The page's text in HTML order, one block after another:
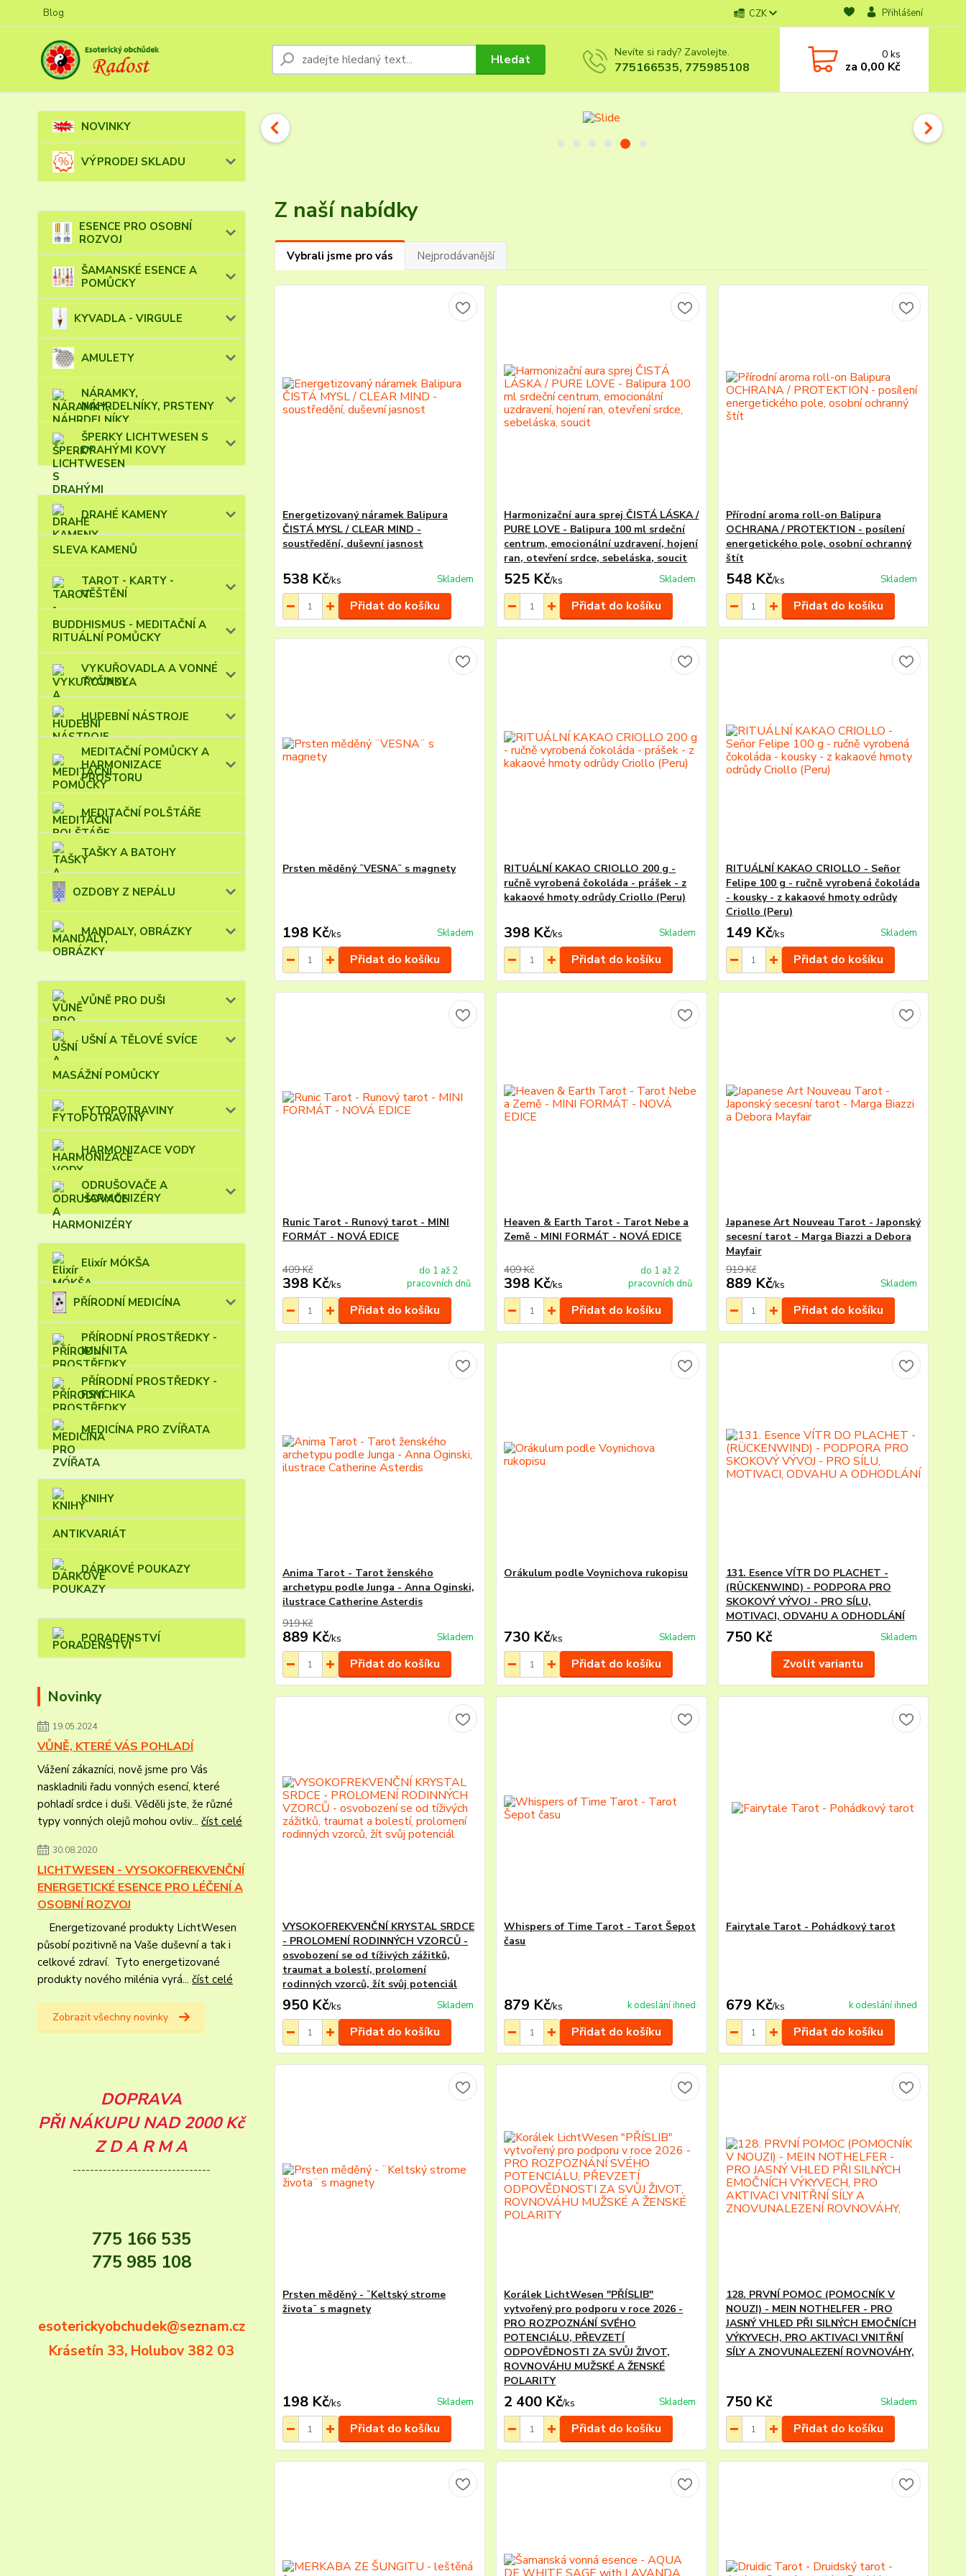
Blog CZK Přihlášení
Hledat Nevíte si rady? Zavolejte.
775166535, 775985108
0ks
za 0,00 Kč
NOVINKY
VÝPRODEJ SKLADU
ESENCE PRO OSOBNÍ
ROZVOJ
ŠAMANSKÉ ESENCE A
POMŮCKY
KYVADLA - VIRGULE
AMULETY
NÁRAMKY,
NÁHRDELNÍKY, PRSTENY
ŠPERKY LICHTWESEN S
DRAHÝMI KOVY
DRAHÉ KAMENY
SLEVA KAMENŮ
TAROT - KARTY -
VĚŠTĚNÍ
BUDDHISMUS - MEDITAČNÍ A
RITUÁLNÍ POMŮCKY
VYKUŘOVADLA A VONNÉ
TYČINKY
HUDEBNÍ NÁSTROJE
MEDITAČNÍ POMŮCKY A
HARMONIZACE
PROSTORU
MEDITAČNÍ POLŠTÁŘE
TAŠKY A BATOHY
OZDOBY Z NEPÁLU
MANDALY, OBRÁZKY
VŮNĚ PRO DUŠI
UŠNÍ A TĚLOVÉ SVÍCE
MASÁŽNÍ POMŮCKY
FYTOPOTRAVINY
HARMONIZACE VODY
ODRUŠOVAČE A
HARMONIZÉRY
Elixír MÓKŠA
PŘÍRODNÍ MEDICÍNA
PŘÍRODNÍ PROSTŘEDKY -
IMUNITA
PŘÍRODNÍ PROSTŘEDKY -
PSYCHIKA
MEDICÍNA PRO ZVÍŘATA
KNIHY
ANTIKVARIÁT
DÁRKOVÉ POUKAZY
PORADENSTVÍ
Novinky
19.05.2024
VŮNĚ, KTERÉ VÁS POHLADÍ
Vážení zákazníci, nově jsme pro Vás
naskladnili řadu vonných esencí, které
pohladí srdce i duši. Věděli jste, že různé
typy vonných olejů mohou ovliv... číst celé
30.08.2020
LICHTWESEN - VYSOKOFREKVENČNÍ
ENERGETICKÉ ESENCE PRO LÉČENÍ A
OSOBNÍ ROZVOJ
Energetizované produkty LichtWesen
působí pozitivně na Vaše duševní a tak i
celkové zdraví. Tyto energetizované
produkty nového milénia vyrá... číst celé
Zobrazit všechny novinky
DOPRAVA
PŘI NÁKUPU NAD 2000 Kč
Z D A R M A
--------------------------------
775 166 535
775 985 108
esoterickyobchudek@seznam.cz
Krásetín 33, Holubov 382 03
Z naší nabídky
Vybrali jsme pro vás Nejprodávanější
Energetizovaný náramek Balipura
ČISTÁ MYSL / CLEAR MIND -
soustředění, duševní jasnost
538 Kč/ks Skladem
Přidat do košíku
Harmonizační aura sprej ČISTÁ LÁSKA /
PURE LOVE - Balipura 100 ml srdeční
centrum, emocionální uzdravení, hojení
ran, otevření srdce, sebeláska, soucit
525 Kč/ks Skladem
Přidat do košíku
Přírodní aroma roll-on Balipura
OCHRANA / PROTEKTION - posílení
energetického pole, osobní ochranný
štít
548 Kč/ks Skladem
Přidat do košíku
Prsten měděný ¨VESNA¨ s magnety
198 Kč/ks Skladem
Přidat do košíku
RITUÁLNÍ KAKAO CRIOLLO 200 g -
ručně vyrobená čokoláda - prášek - z
kakaové hmoty odrůdy Criollo (Peru)
398 Kč/ks Skladem
Přidat do košíku
RITUÁLNÍ KAKAO CRIOLLO - Señor
Felipe 100 g - ručně vyrobená čokoláda
- kousky - z kakaové hmoty odrůdy
Criollo (Peru)
149 Kč/ks Skladem
Přidat do košíku
Runic Tarot - Runový tarot - MINI
FORMÁT - NOVÁ EDICE
409 Kč
398 Kč/ks
do 1 až 2
pracovních dnů
Přidat do košíku
Heaven & Earth Tarot - Tarot Nebe a
Země - MINI FORMÁT - NOVÁ EDICE
409 Kč
398 Kč/ks
do 1 až 2
pracovních dnů
Přidat do košíku
Japanese Art Nouveau Tarot - Japonský
secesní tarot - Marga Biazzi a Debora
Mayfair
919 Kč
889 Kč/ks Skladem
Přidat do košíku
Anima Tarot - Tarot ženského
archetypu podle Junga - Anna Oginski,
ilustrace Catherine Asterdis
919 Kč
889 Kč/ks Skladem
Přidat do košíku
Orákulum podle Voynichova rukopisu
730 Kč/ks Skladem
Přidat do košíku
131. Esence VÍTR DO PLACHET -
(RÜCKENWIND) - PODPORA PRO
SKOKOVÝ VÝVOJ - PRO SÍLU,
MOTIVACI, ODVAHU A ODHODLÁNÍ
750 Kč Skladem
Zvolit variantu
VYSOKOFREKVENČNÍ KRYSTAL SRDCE
- PROLOMENÍ RODINNÝCH VZORCŮ -
osvobození se od tíživých zážitků,
traumat a bolestí, prolomení
rodinných vzorců, žít svůj potenciál
950 Kč/ks Skladem
Přidat do košíku
Whispers of Time Tarot - Tarot Šepot
času
879 Kč/ks k odeslání ihned
Přidat do košíku
Fairytale Tarot - Pohádkový tarot
679 Kč/ks k odeslání ihned
Přidat do košíku
Prsten měděný - ¨Keltský strome
života¨ s magnety
198 Kč/ks Skladem
Přidat do košíku
Korálek LichtWesen "PŘÍSLIB"
vytvořený pro podporu v roce 2026 -
PRO ROZPOZNÁNÍ SVÉHO
POTENCIÁLU, PŘEVZETÍ
ODPOVĚDNOSTI ZA SVŮJ ŽIVOT,
ROVNOVÁHU MUŽSKÉ A ŽENSKÉ
POLARITY
2 400 Kč/ks Skladem
Přidat do košíku
128. PRVNÍ POMOC (POMOCNÍK V
NOUZI) - MEIN NOTHELFER - PRO
JASNÝ VHLED PŘI SILNÝCH EMOČNÍCH
VÝKYVECH, PRO AKTIVACI VNITŘNÍ
SÍLY A ZNOVUNALEZENÍ ROVNOVÁHY,
750 Kč Skladem
Přidat do košíku